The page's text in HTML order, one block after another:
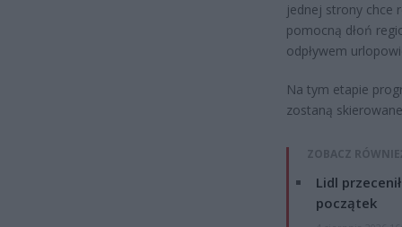
jednej strony chce
pomocną dłoń
odpływem
Na tym etapie
zostaną
ZOBACZ
Lidl
początek